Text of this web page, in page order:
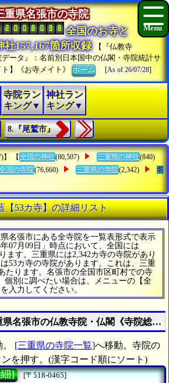
重県名張市の寺院
全国のお寺と
社157,167箇所収録
【『仏教寺
データ』：名前別日本国中の仏閣・寺院統計サ
ト】《お寺メイト》ホーム [As of 26/07/28]
寺院ラン
キング▼
神社ラン
キング▼
8.『尾鷲市』
】 【 全国の神社(80,507) 三重県の神社(840)
国の寺院(76,660) 三重県の寺院(2,342)
名
【53カ寺】の詳細リスト
名張市にある全寺院を一覧表形式で表示
07月09日」時点において、全国には
ます。三重県には2,342カ寺の寺院があり
53カ寺の寺院があります。これは、三重
たります。名張市の全国市区町村での寺
個別に調べたい場合は、メニューの【全
入力してください。
県名張市の仏教寺院・仏閣《寺院総数
[三重県の寺院一覧]へ移動。寺院の
を押す。(漢字コード順にソート)
]
[〒518-0465]